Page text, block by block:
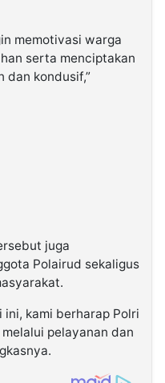
memotivasi warga
serta menciptakan
dan kondusif,”
juga
Polairud sekaligus
kami berharap Polri
pelayanan dan